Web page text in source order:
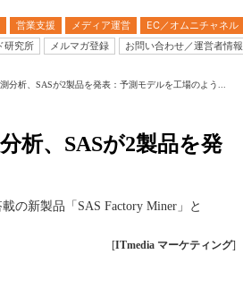
営業支援 メディア運営 EC／オムニチャネル
研究所 メルマガ登録 お問い合わせ／運営者情報
分析、SASが2製品を発表：予測モデルを工場のよう...
析、SASが2製品を発
の新製品「SAS Factory Miner」と
[ITmedia マーケティング]